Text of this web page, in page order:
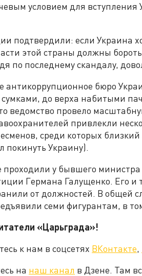
условием для вступления
подтвердили: если Украина
этой страны должны
по последнему скандалу,
антикоррупционное бюро
до верха набитыми
ведомство провело
привлекли
среди которых
покинуть Украину).
проходили у бывшего
Германа Галущенко. Его и
от должностей. В общей
семи фигурантам, в
«Царьграда»!
к нам в соцсетях ВКонтакте,
на наш канал в Дзене. Там